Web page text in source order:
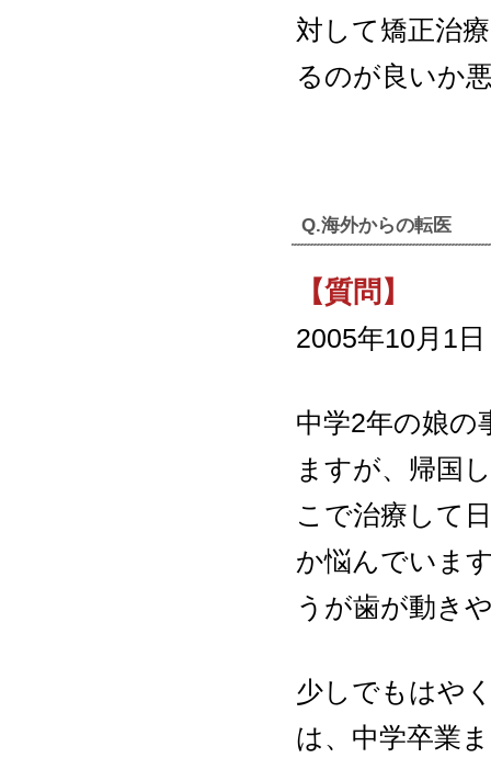
対して矯正治
るのが良いか
Q.海外からの転医
【質問】
2005年10月1
中学2年の娘の
ますが、帰国
こで治療して
か悩んでいま
うが歯が動き
少しでもはや
は、中学卒業